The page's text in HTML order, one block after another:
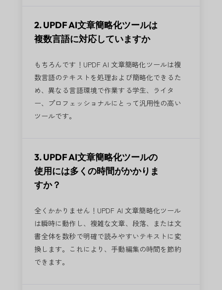
2. UPDF AI文章簡略化ツールは
複数言語に対応していますか
もちろんです！UPDF AI 文章簡略化ツールは複
数言語のテキストを処理および簡略化できるた
め、異なる言語環境で作業する学生、ライタ
ー、プロフェッショナルにとって汎用性の高い
ツールです。
3. UPDF AI文章簡略化ツールの
使用には多くの時間がかかりま
すか？
全くかかりません！UPDF AI 文章簡略化ツール
は瞬時に動作し、複雑な文章、段落、または文
書全体を数秒で明確で読みやすいテキストに変
換します。これにより、手動編集の時間を節約
できます。